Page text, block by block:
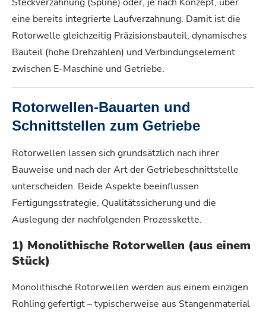
eine bereits integrierte Laufverzahnung. Damit ist die
Rotorwelle gleichzeitig Präzisionsbauteil, dynamisches
Bauteil (hohe Drehzahlen) und Verbindungselement
zwischen E-Maschine und Getriebe.
Rotorwellen-Bauarten und
Schnittstellen zum Getriebe
Rotorwellen lassen sich grundsätzlich nach ihrer
Bauweise und nach der Art der Getriebeschnittstelle
unterscheiden. Beide Aspekte beeinflussen
Fertigungsstrategie, Qualitätssicherung und die
Auslegung der nachfolgenden Prozesskette.
1) Monolithische Rotorwellen (aus einem
Stück)
Monolithische Rotorwellen werden aus einem einzigen
Rohling gefertigt – typischerweise aus Stangenmaterial